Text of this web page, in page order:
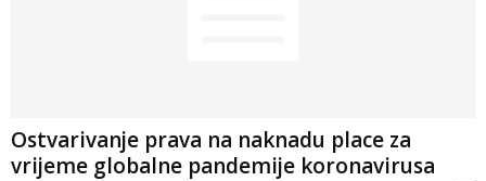
Ostvarivanje prava na naknadu place za
vrijeme globalne pandemije koronavirusa